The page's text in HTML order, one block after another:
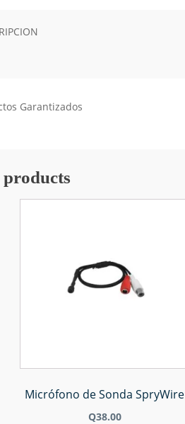
Garantizados
products
Micrófono de Sonda SpryWire
Q38.00